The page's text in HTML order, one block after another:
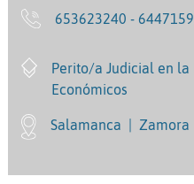
653623240 -
Perito/a Judicial en
Económicos
Salamanca Zamora